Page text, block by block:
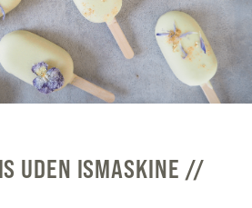
UDEN ISMASKINE //